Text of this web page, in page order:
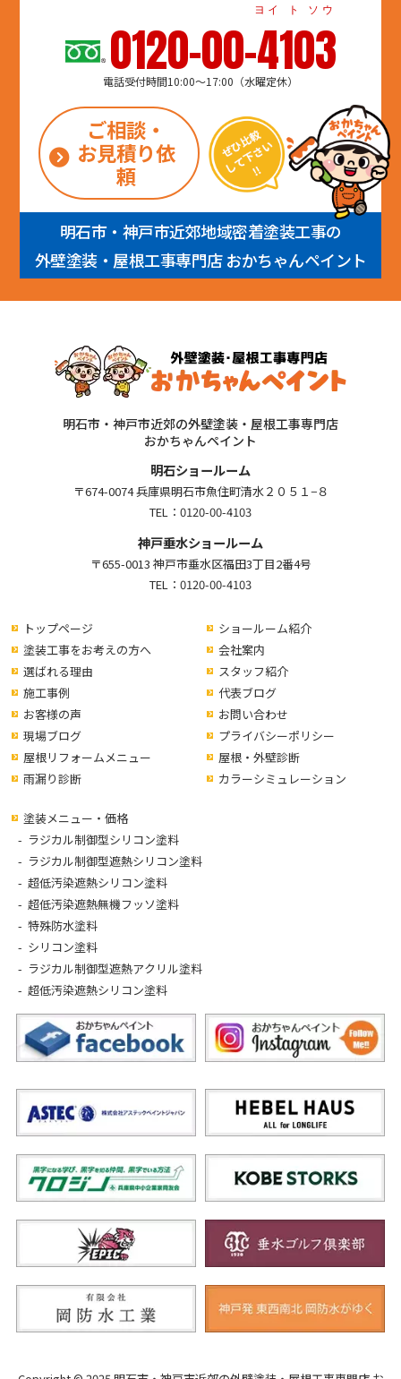
0120-00-4103
ヨイ ト ソウ
電話受付時間10:00～17:00（水曜定休）
ご相談・
お見積り依
頼
明石市・神戸市近郊地域密着塗装工事の
外壁塗装・屋根工事専門店 おかちゃんペイント
明石市・神戸市近郊の外壁塗装・屋根工事専門店
おかちゃんペイント
明石ショールーム
〒674-0074 兵庫県明石市魚住町清水２０５１−８
TEL： 0120-00-4103
神戸垂水ショールーム
〒655-0013 神戸市垂水区福田3丁目2番4号
TEL： 0120-00-4103
トップページ
塗装工事をお考えの方へ
選ばれる理由
ショールーム紹介
会社案内
スタッフ紹介
施工事例
お客様の声
現場ブログ
代表ブログ
お問い合わせ
プライバシーポリシー
屋根リフォームメニュー
雨漏り診断
屋根・外壁診断
カラーシミュレーション
塗装メニュー・価格
ラジカル制御型シリコン塗料
ラジカル制御型遮熱シリコン塗料
超低汚染遮熱シリコン塗料
超低汚染遮熱無機フッソ塗料
特殊防水塗料
シリコン塗料
ラジカル制御型遮熱アクリル塗料
超低汚染遮熱シリコン塗料